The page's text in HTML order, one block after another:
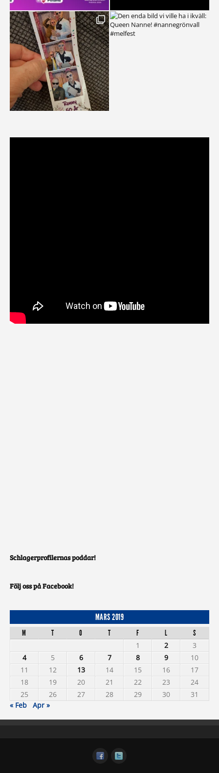
Schlagerprofilernas poddar!
Följ oss på Facebook!
MARS 2019
M T O T F L
S
1
2
3
4
5 6 7 8 9
10
11
12 13 14 15 16
17
18
19 20 21 22 23
24
25
26 27 28 29 30
31
« Feb
Apr »